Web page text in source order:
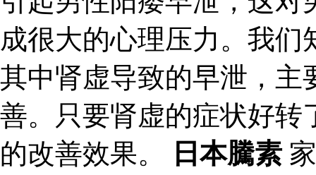
成很大的心理压力。我
其中肾虚导致的早泄，主
善。只要肾虚的症状好转
的改善效果。
日本騰素